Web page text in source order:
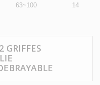
63~100 14
GRIFFES